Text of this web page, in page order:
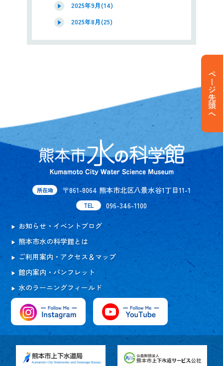
2025年9月(14)
2025年8月(25)
ページ先頭へ
所在地 〒861-8064 熊本市北区八景水谷1丁目11-1
TEL 096-346-1100
お知らせ・イベントブログ
熊本市水の科学館とは
ご利用案内・アクセス＆マップ
館内案内・パンフレット
水のラーニングフィールド